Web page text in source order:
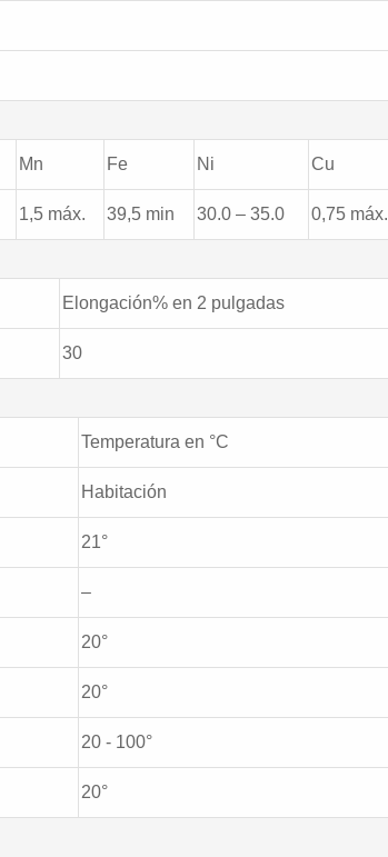
Mn Fe Ni Cu
1,5 máx. 39,5 min 30.0 – 35.0 0,75 máx.
Elongación% en 2 pulgadas
30
Temperatura en °C
Habitación
21°
–
20°
20°
20 - 100°
20°